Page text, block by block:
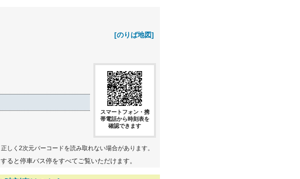
[のりば地図]
スマートフォン・携
帯電話から時刻表を
確認できます
しく2次元バーコードを読み取れない場合があります。
ると停車バス停をすべてご覧いただけます。